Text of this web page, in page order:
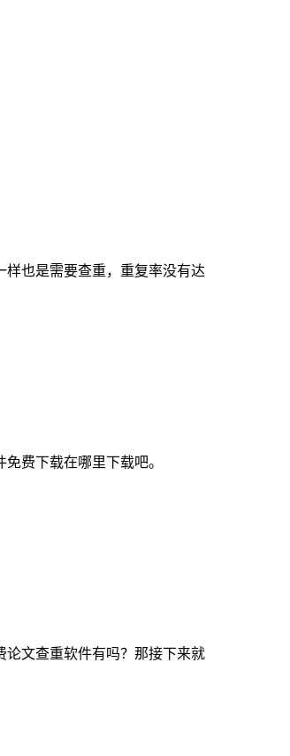
也是需要查重，重复率没有达
费下载在哪里下载吧。
论文查重软件有吗？那接下来就